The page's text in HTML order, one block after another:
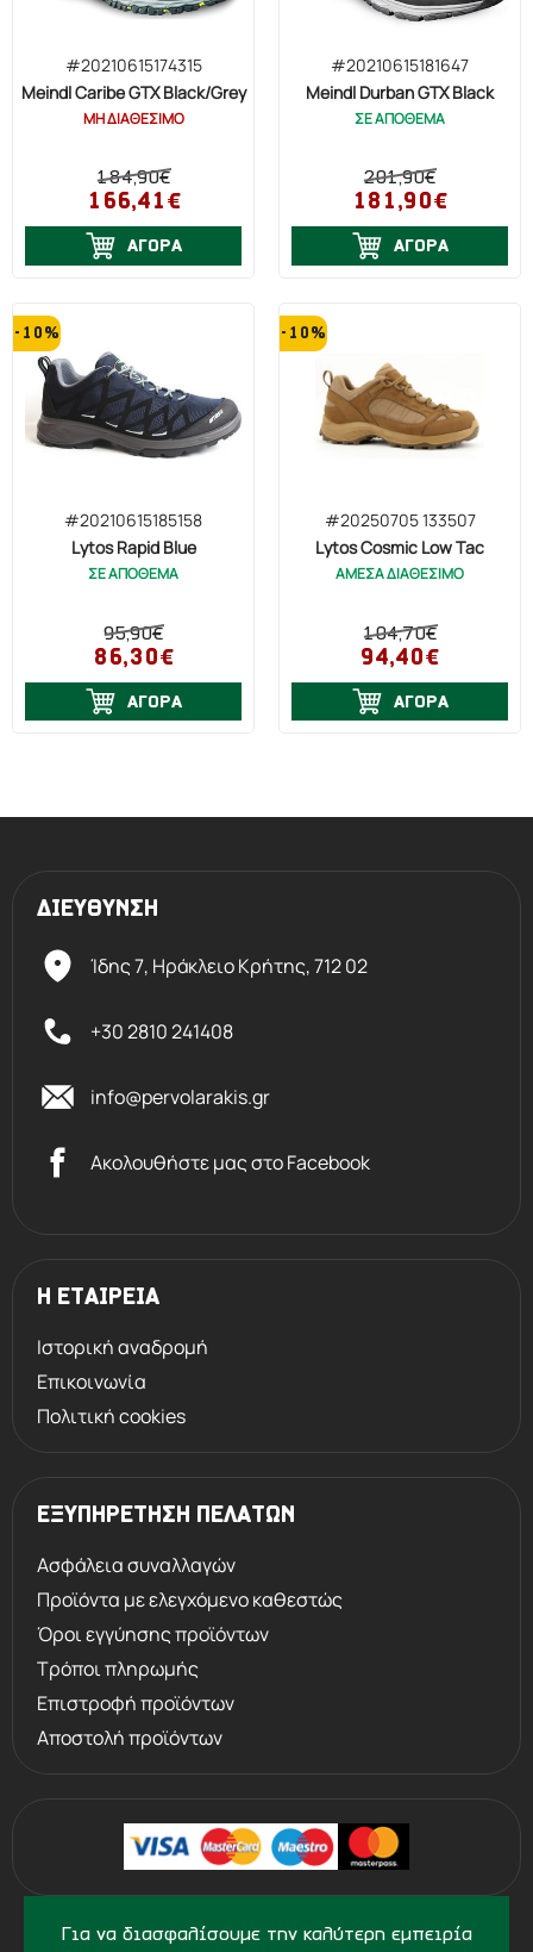
Για να διασφαλίσουμε την καλύτερη εμπειρία
#20210615174315
Meindl Caribe GTX Black/Grey
ΜΗ ΔΙΑΘΕΣΙΜΟ
184,90€
166,41€
ΑΓΟΡΑ
#20210615181647
Meindl Durban GTX Black
ΣΕ ΑΠΟΘΕΜΑ
201,90€
181,90€
ΑΓΟΡΑ
#20210615185158
Lytos Rapid Blue
ΣΕ ΑΠΟΘΕΜΑ
95,90€
86,30€
ΑΓΟΡΑ
-10%
#20250705 133507
Lytos Cosmic Low Tac
ΑΜΕΣΑ ΔΙΑΘΕΣΙΜΟ
104,70€
94,40€
ΑΓΟΡΑ
-10%
ΔΙΕΥΘΥΝΣΗ
Ίδης 7, Ηράκλειο Kρήτης,712 02
+30 2810 241408
info@pervolarakis.gr
Ακολουθήστε μας στο Facebook
Η ΕΤΑΙΡΕΙΑ
Ιστορική αναδρομή
Επικοινωνία
Πολιτική cookies
ΕΞΥΠΗΡΕΤΗΣΗ ΠΕΛΑΤΩΝ
Ασφάλεια συναλλαγών
Προϊόντα με ελεγχόμενο καθεστώς
Όροι εγγύησης προϊόντων
Τρόποι πληρωμής
Επιστροφή προϊόντων
Αποστολή προϊόντων
© 2013 - 2026 PERVOLARAKIS.GR